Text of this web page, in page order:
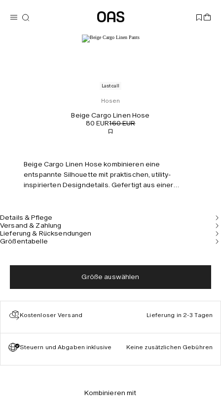
Last call
Hosen
Beige Cargo Linen Hose
80 EUR160 EUR
Beige Cargo Linen Hose kombinieren eine
entspannte Silhouette mit praktischen, utility-
inspirierten Designdetails. Gefertigt aus einer
Taille. Das Modell ist 180 cm groß und trägt Größe M.
Details & Pflege
Versand & Zahlung
Lieferung & Rücksendungen
Größentabelle
Größe auswählen
Kostenloser Versand Lieferung in 2-3 Tagen
Steuern und Abgaben inklusive Keine zusätzlichen Gebühren
Kombinieren mit